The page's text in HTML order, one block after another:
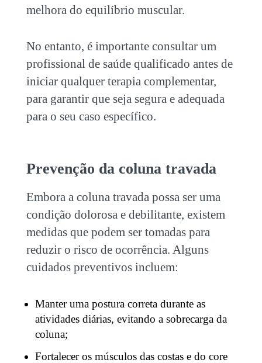
melhora do equilíbrio muscular.
No entanto, é importante consultar um
profissional de saúde qualificado antes de
iniciar qualquer terapia complementar,
para garantir que seja segura e adequada
para o seu caso específico.
Prevenção da coluna travada
Embora a coluna travadapossa ser uma
condição dolorosa e debilitante, existem
medidas que podem ser tomadas para
reduzir o risco de ocorrência. Alguns
cuidados preventivos incluem:
Manter uma postura correta durante as
atividades diárias, evitando a sobrecarga da
coluna;
Fortalecer os músculos das costas e do core